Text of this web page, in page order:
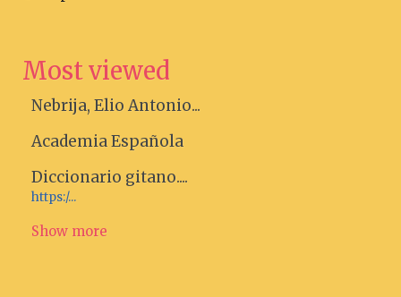
Most viewed
Nebrija, Elio Antonio...
Academia Española
Diccionario gitano....
https:/...
Show more